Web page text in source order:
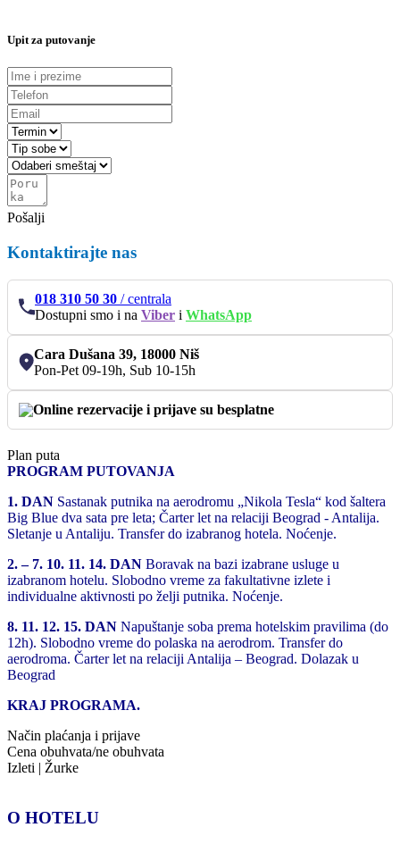
Upit za putovanje
Pošalji
Kontaktirajte nas
018 310 50 30 /centrala
Dostupni smo i na Viber i WhatsApp
Cara Dušana 39, 18000 Niš
Pon-Pet 09-19h, Sub 10-15h
Online rezervacije i prijave su besplatne
Plan puta
PROGRAM PUTOVANJA
1. DAN Sastanak putnika na aerodromu „Nikola Tesla“ kod šaltera
Big Blue dva sata pre leta; Čarter let na relaciji Beograd - Antalija.
Sletanje u Antaliju. Transfer do izabranog hotela. Noćenje.
2. – 7. 10. 11. 14. DAN Boravak na bazi izabrane usluge u
izabranom hotelu. Slobodno vreme za fakultativne izlete i
individualne aktivnosti po želji putnika. Noćenje.
8. 11. 12. 15. DAN Napuštanje soba prema hotelskim pravilima (do
12h). Slobodno vreme do polaska na aerodrom. Transfer do
aerodroma. Čarter let na relaciji Antalija – Beograd. Dolazak u
Beograd
KRAJ PROGRAMA.
Način plaćanja i prijave
Cena obuhvata/ne obuhvata
Izleti | Žurke
O HOTELU